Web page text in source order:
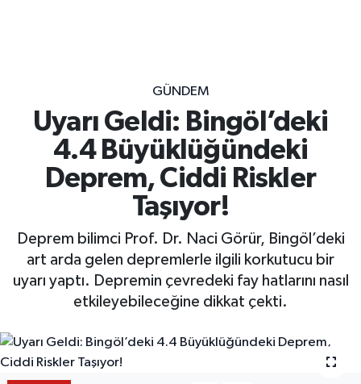
GÜNDEM
Uyarı Geldi: Bingöl’deki
4.4 Büyüklüğündeki
Deprem, Ciddi Riskler
Taşıyor!
Deprem bilimci Prof. Dr. Naci Görür, Bingöl’deki
art arda gelen depremlerle ilgili korkutucu bir
uyarı yaptı. Depremin çevredeki fay hatlarını nasıl
etkileyebileceğine dikkat çekti.